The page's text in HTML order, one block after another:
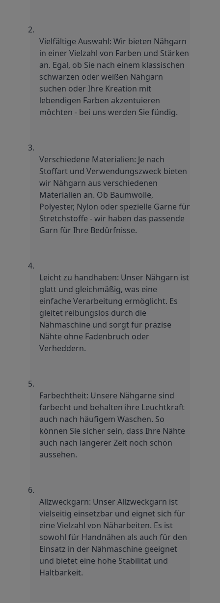
Vielfältige Auswahl: Wir bieten Nähgarn
in einer Vielzahl von Farben und Stärken
an. Egal, ob Sie nach einem klassischen
schwarzen oder weißen Nähgarn
suchen oder Ihre Kreation mit
lebendigen Farben akzentuieren
möchten - bei uns werden Sie fündig.
Verschiedene Materialien: Je nach
Stoffart und Verwendungszweck bieten
wir Nähgarn aus verschiedenen
Materialien an. Ob Baumwolle,
Polyester, Nylon oder spezielle Garne für
Stretchstoffe - wir haben das passende
Garn für Ihre Bedürfnisse.
Leicht zu handhaben: Unser Nähgarn ist
glatt und gleichmäßig, was eine
einfache Verarbeitung ermöglicht. Es
gleitet reibungslos durch die
Nähmaschine und sorgt für präzise
Nähte ohne Fadenbruch oder
Verheddern.
Farbechtheit: Unsere Nähgarne sind
farbecht und behalten ihre Leuchtkraft
auch nach häufigem Waschen. So
können Sie sicher sein, dass Ihre Nähte
auch nach längerer Zeit noch schön
aussehen.
Allzweckgarn: Unser Allzweckgarn ist
vielseitig einsetzbar und eignet sich für
eine Vielzahl von Näharbeiten. Es ist
sowohl für Handnähen als auch für den
Einsatz in der Nähmaschine geeignet
und bietet eine hohe Stabilität und
Haltbarkeit.